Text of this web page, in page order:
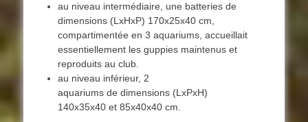
au niveau intermédiaire, une batteries de
dimensions (LxHxP) 170x25x40 cm,
compartimentée en 3 aquariums, accueillait
essentiellement les guppies maintenus et
reproduits au club.
au niveau inférieur, 2
aquariums de dimensions (LxPxH)
140x35x40 et 85x40x40 cm.